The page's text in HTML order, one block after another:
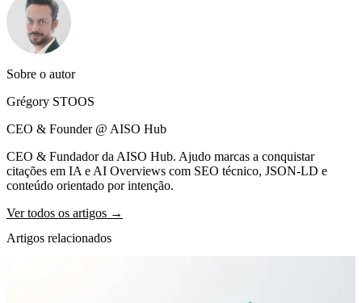
Sobre o autor
Grégory STOOS
CEO & Founder @ AISO Hub
CEO & Fundador da AISO Hub. Ajudo marcas a conquistar
citações em IA e AI Overviews com SEO técnico, JSON-LD e
conteúdo orientado por intenção.
Ver todos os artigos →
Artigos relacionados